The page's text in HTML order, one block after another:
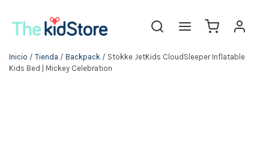
Inicio / Tienda / Backpack / Stokke JetKids CloudSleeper Inflatable
Kids Bed | Mickey Celebration